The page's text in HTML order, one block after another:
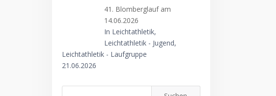
41. Blomberglauf am
14.06.2026
In Leichtathletik,
Leichtathletik - Jugend,
Leichtathletik - Laufgruppe
21.06.2026